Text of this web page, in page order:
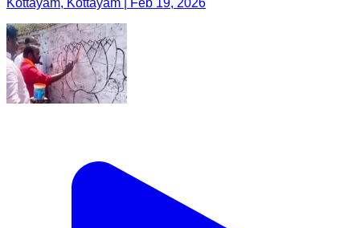
Kottayam, Kottayam | Feb 19, 2026